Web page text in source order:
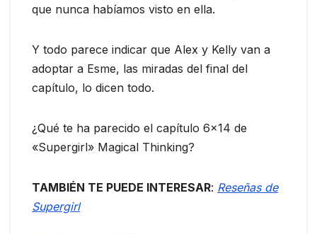
que nunca habíamos visto en ella.
Y todo parece indicar que Alex y Kelly van a
adoptar a Esme, las miradas del final del
capítulo, lo dicen todo.
¿Qué te ha parecido el capítulo 6×14 de
«Supergirl» Magical Thinking?
TAMBIÉN TE PUEDE INTERESAR: Reseñas de
Supergirl